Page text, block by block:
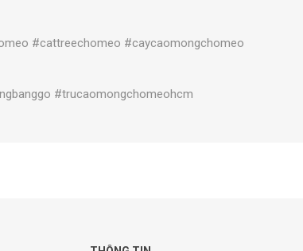
#cattreechomeo #caycaomongchomeo
#trucaomongchomeohcm